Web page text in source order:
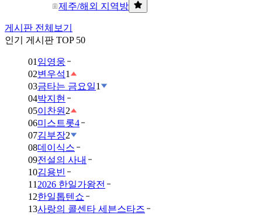
제주/해외 지역방
게시판 전체보기
인기 게시판 TOP 50
01 임영웅
02변우석1
03금타는 금요일1
04박지현
05이찬원 2
06미스트롯4
07김부장2
08데이식스
09전설의 사내
10김용빈
11 2026 한일가왕전
12한일톱텐쇼
13사랑의 콜센타 세븐스타즈